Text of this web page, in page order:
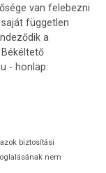
van felebezni
független
a
- honlap:
biztosítási
nem